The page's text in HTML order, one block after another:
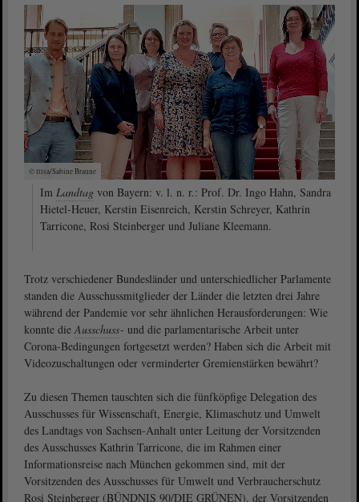
© ltlsa/Sabine Braune
Im Landtag von Bayern: v. l. n. r.: Prof. Dr. Ingo Hahn, Sandra
Hietel-Heuer, Kerstin Eisenreich, Kerstin Schreyer, Kathrin
Tarricone, Rosi Steinberger und Juliane Kleemann.
Trotz verschiedener Bundesländer und unterschiedlicher Parlamente
standen die Ausschussmitglieder der Länder die letzten drei Jahre
während der Pandemie vor sehr ähnlichen Herausforderungen: Wie
konnte dieAusschuss- und die parlamentarische Arbeit unter
Corona-Bedingungen fortgesetzt werden? Haben sich die Arbeit mit
Videozuschaltungen oder verminderter Gremienstärken bewährt?
Zu diesen Themen tauschten sich die fünfköpfige Delegation des
Ausschusses für Wissenschaft, Energie, Klimaschutz und Umwelt
des Landtags von Sachsen-Anhalt unter Leitung der Vorsitzenden
des Ausschusses Kathrin Tarricone, die im Rahmen einer
Informationsreise nach München gekommen sind, mit der
Vorsitzenden des Ausschusses für Umwelt und Verbraucherschutz
Rosi Steinberger (BÜNDNIS 90/DIE GRÜNEN), der Vorsitzenden